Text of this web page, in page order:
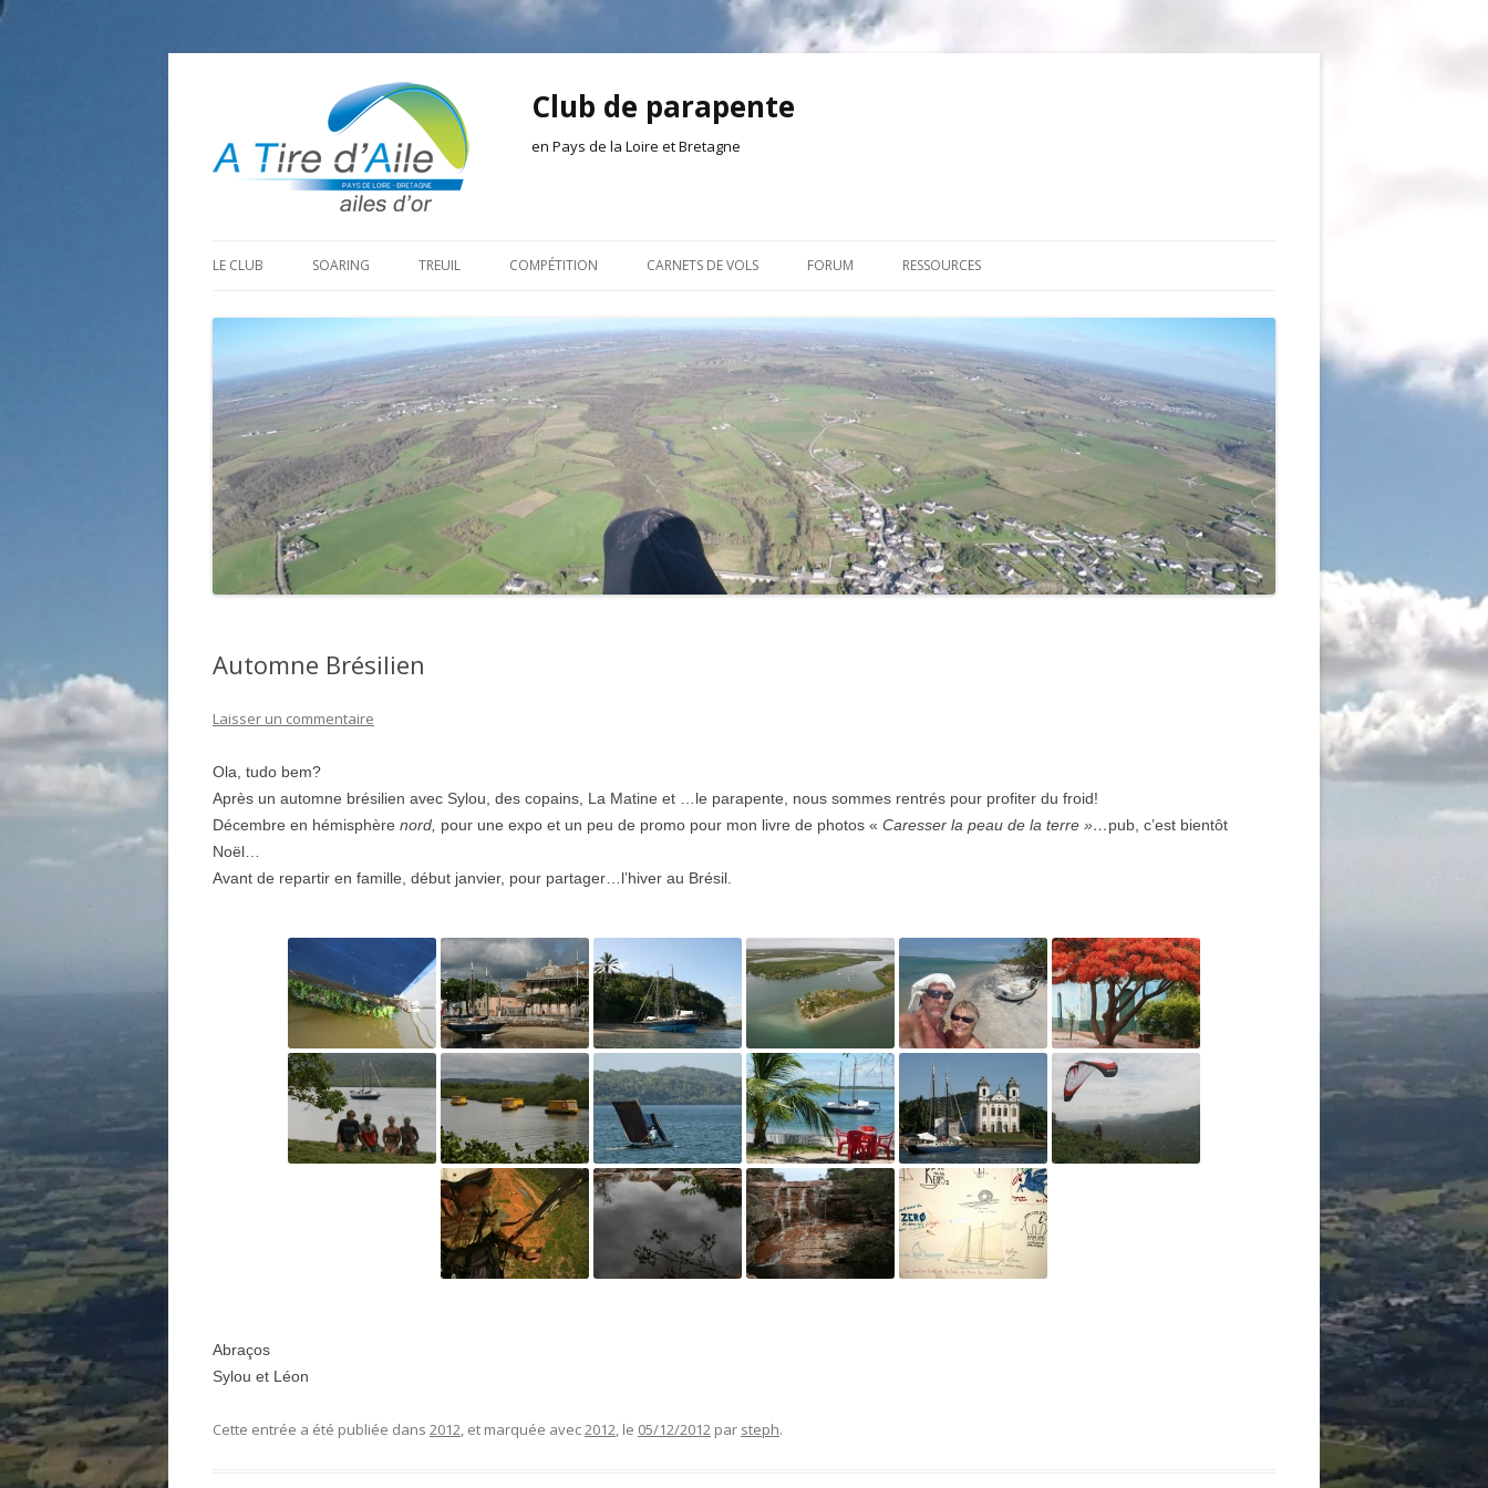
Club de parapente
en Pays de la Loire et Bretagne
au
LE CLUB
CONTACT
SOARING
GOHAUD
LE PREDAIRE
LA BOUTINARDIÈRE
AUTRES SITES DE VOL
TREUIL
ORGANISATION DE LA SÉANCE
LE MATÉRIEL
COMPÉTITION CARNETS DE VOLS
2024
2023
2022
HISTORIQUE
FORUM
VIE DU CLUB
VOLS ET TREUIL
AILLEURS SUR LE WEB
ACHAT-VENTE
RESSOURCES
OUTILS
ACTEURS LOCAUX DU VOL LIBRE
VIDÉOS
Automne Brésilien
Laisser un commentaire
Ola, tudo bem?
Après un automne brésilien avec Sylou, des copains, La Matine et …le parapente, nous sommes rentrés pour profiter du froid!
Décembre en hémisphère nord, pour une expo et un peu de promo pour mon livre de photos « Caresser la peau de la terre »…pub, c’est bientôt
Noël…
Avant de repartir en famille, début janvier, pour partager…l’hiver au Brésil.
Abraços
Sylou et Léon
Cette entrée a été publiée dans 2012 , et marquée avec2012 , le 05/12/2012 par steph.